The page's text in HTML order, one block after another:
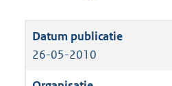
26-05-2010